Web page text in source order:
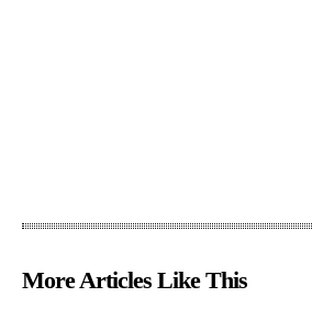
More Articles Like This